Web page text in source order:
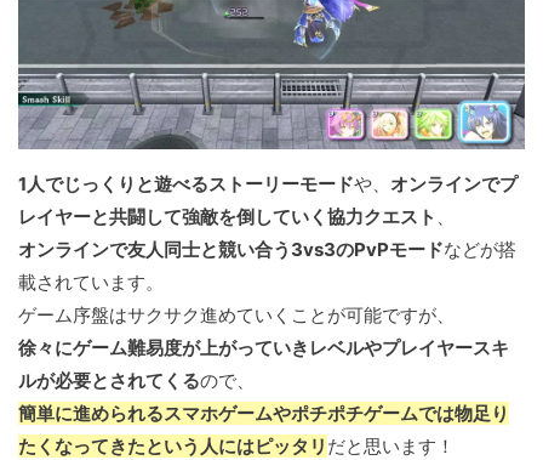
1人でじっくりと遊べるストーリーモードや、 オンラインでプ
レイヤーと共闘して強敵を倒していく協力クエスト 、
オンラインで友人同士と競い合う3vs3のPvPモードなどが搭
載されています。
ゲーム序盤はサクサク進めていくことが可能ですが、
徐々にゲーム難易度が上がっていきレベルやプレイヤースキ
ルが必要とされてくるので、
簡単に進められるスマホゲームやポチポチゲームでは物足り
たくなってきたという人にはピッタリ だと思います！